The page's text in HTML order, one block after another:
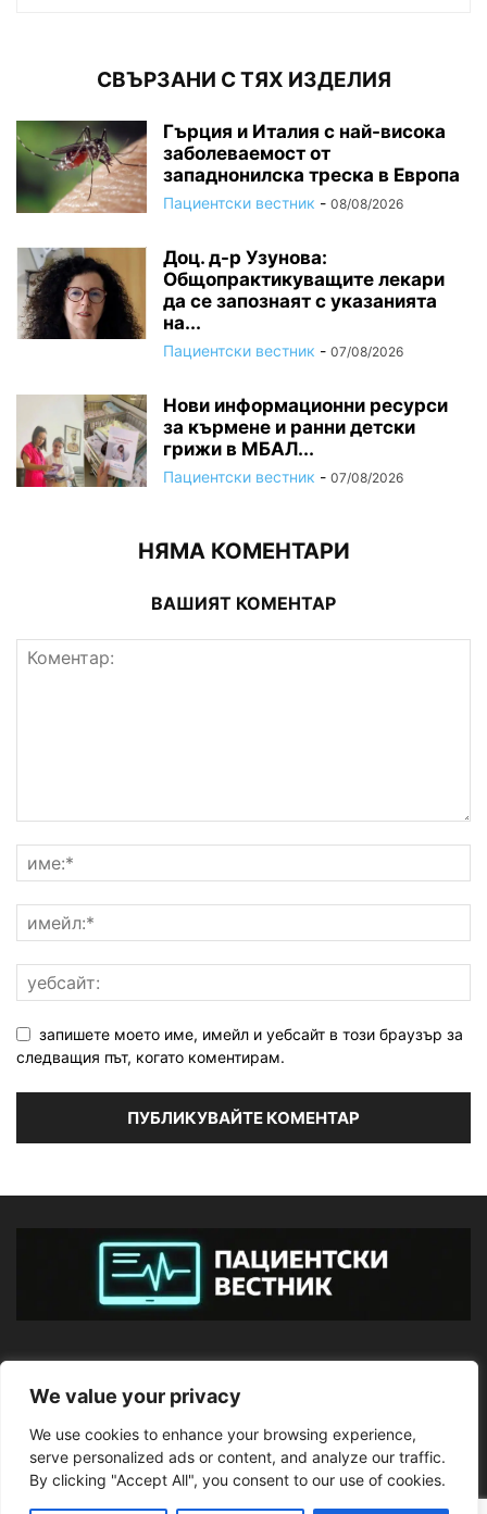
We value your privacy
We use cookies to enhance your browsing experience,
serve personalized ads or content, and analyze our traffic.
By clicking "Accept All", you consent to our use of cookies.
СВЪРЗАНИ С ТЯХ ИЗДЕЛИЯ
Гърция и Италия с най-висока
заболеваемост от
западнонилска треска в Европа
Пациентски вестник - 08/08/2026
Доц. д-р Узунова:
Общопрактикуващите лекари
да се запознаят с указанията
на...
Пациентски вестник - 07/08/2026
Нови информационни ресурси
за кърмене и ранни детски
грижи в МБАЛ...
Пациентски вестник - 07/08/2026
НЯМА КОМЕНТАРИ
ВАШИЯТ КОМЕНТАР
запишете моето име, имейл и уебсайт в този браузър за
следващия път, когато коментирам.
ПОСЛЕДВАЙТЕ НИ